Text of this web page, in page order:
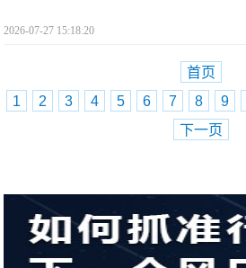
2026-07-27 15:18:20
首页
1
2 3 4 5 6 7 8 9
下一页